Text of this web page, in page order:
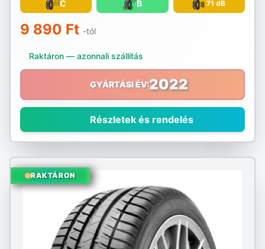
C B 71 dB
9 890 Ft -tól
Raktáron — azonnali szállítás
GYÁRTÁSI ÉV:2022
Részletek és rendelés
RAKTÁRON